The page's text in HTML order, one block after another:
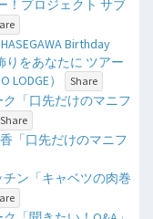
！プロジェクト サブ
Birthday
りをあなたに ツアー
LODGE）
Share
ク「口先だけのマニフ
Share
「口先だけのマニフ
チン「キャベツの肉巻